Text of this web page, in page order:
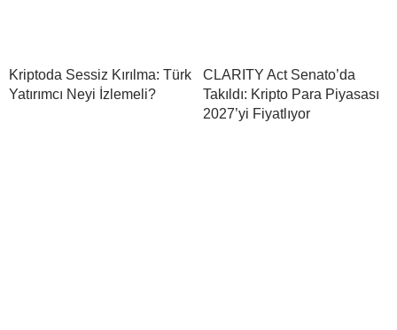
Kriptoda Sessiz Kırılma: Türk
Yatırımcı Neyi İzlemeli?
CLARITY Act Senato’da
Takıldı: Kripto Para Piyasası
2027’yi Fiyatlıyor